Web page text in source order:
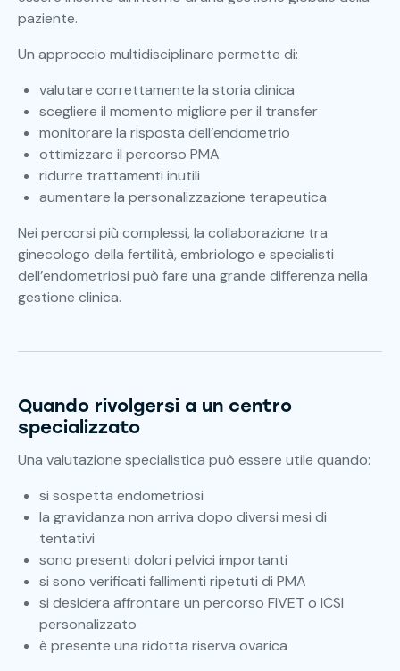
paziente.
Un approccio multidisciplinare permette di:
valutare correttamente la storia clinica
scegliere il momento migliore per il transfer
monitorare la risposta dell’endometrio
ottimizzare il percorso PMA
ridurre trattamenti inutili
aumentare la personalizzazione terapeutica
Nei percorsi più complessi, la collaborazione tra
ginecologo della fertilità, embriologo e specialisti
dell’endometriosi può fare una grande differenza nella
gestione clinica.
Quando rivolgersi a un centro
specializzato
Una valutazione specialistica può essere utile quando:
si sospetta endometriosi
la gravidanza non arriva dopo diversi mesi di
tentativi
sono presenti dolori pelvici importanti
si sono verificati fallimenti ripetuti di PMA
si desidera affrontare un percorso FIVET o ICSI
personalizzato
è presente una ridotta riserva ovarica